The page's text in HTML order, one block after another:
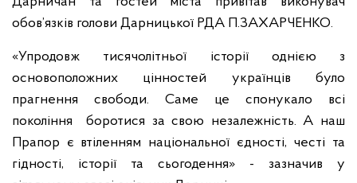
обов’язків голови Дарницької РДА П.ЗАХАРЧЕНКО.
«Упродовж тисячолітньої історії однією з
основоположних цінностей українців було
прагнення свободи. Саме це спонукало всі
покоління боротися за свою незалежність. А наш
Прапор є втіленням національної єдності, честі та
гідності, історії та сьогодення» - зазначив у